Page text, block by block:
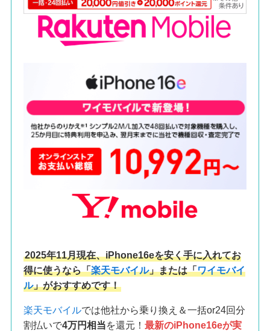
2025年11月現在、iPhone16eを安く手に入れてお
得に使うなら「楽天モバイル」または「ワイモバイ
ル」がおすすめです！
楽天モバイルでは他社から乗り換え＆一括or24回分
割払いで4万円相当を還元！最新のiPhone16eが実